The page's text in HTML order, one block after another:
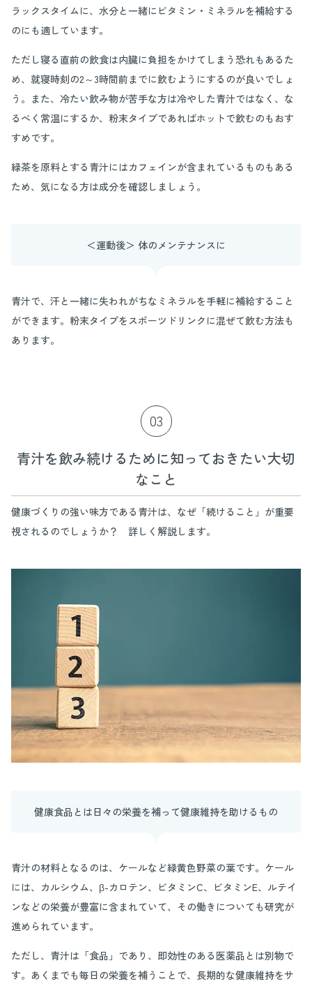
ラックスタイムに、水分と一緒にビタミン・ミネラルを補給する
のにも適しています。
ただし寝る直前の飲食は内臓に負担をかけてしまう恐れもあるた
め、就寝時刻の2～3時間前までに飲むようにするのが良いでしょ
う。また、冷たい飲み物が苦手な方は冷やした青汁ではなく、な
るべく常温にするか、粉末タイプであればホットで飲むのもおす
すめです。
緑茶を原料とする青汁にはカフェインが含まれているものもある
ため、気になる方は成分を確認しましょう。
＜運動後＞ 体のメンテナンスに
青汁で、汗と一緒に失われがちなミネラルを手軽に補給すること
ができます。粉末タイプをスポーツドリンクに混ぜて飲む方法も
あります。
03
青汁を飲み続けるために知っておきたい大切
なこと
健康づくりの強い味方である青汁は、なぜ「続けること」が重要
視されるのでしょうか？ 詳しく解説します。
健康食品とは日々の栄養を補って健康維持を助けるもの
青汁の材料となるのは、ケールなど緑黄色野菜の葉です。ケール
には、カルシウム、β-カロテン、ビタミンC、ビタミンE、ルテイ
ンなどの栄養が豊富に含まれていて、その働きについても研究が
進められています。
ただし、青汁は「食品」であり、即効性のある医薬品とは別物で
す。あくまでも毎日の栄養を補うことで、長期的な健康維持をサ